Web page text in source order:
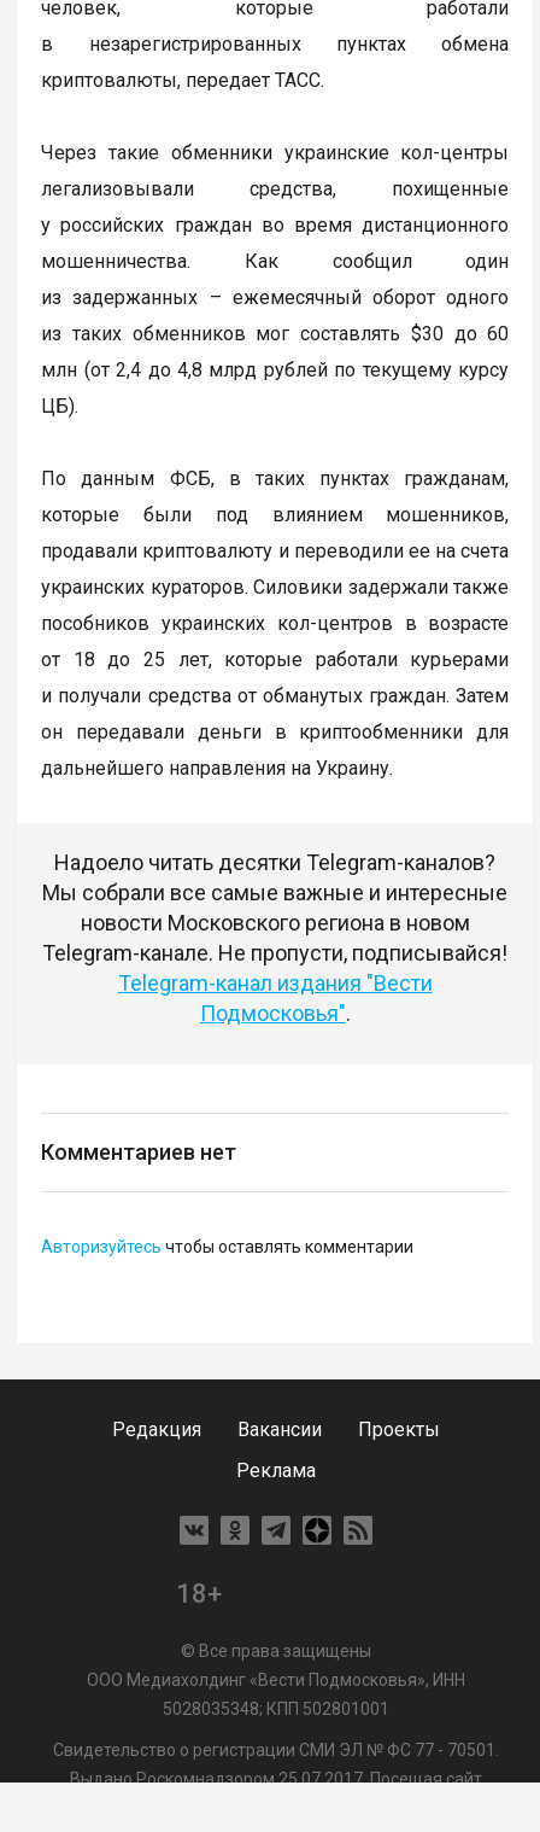
человек, которые работали
в незарегистрированных пунктах обмена
криптовалюты, передает ТАСС.
Через такие обменники украинские кол-центры
легализовывали средства, похищенные
у российских граждан во время дистанционного
мошенничества. Как сообщил один
из задержанных – ежемесячный оборот одного
из таких обменников мог составлять $30 до 60
млн (от 2,4 до 4,8 млрд рублей по текущему курсу
ЦБ).
По данным ФСБ, в таких пунктах гражданам,
которые были под влиянием мошенников,
продавали криптовалюту и переводили ее на счета
украинских кураторов. Силовики задержали также
пособников украинских кол-центров в возрасте
от 18 до 25 лет, которые работали курьерами
и получали средства от обманутых граждан. Затем
он передавали деньги в криптообменники для
дальнейшего направления на Украину.
Надоело читать десятки Telegram-каналов?
Мы собрали все самые важные и интересные
новости Московского региона в новом
Telegram-канале. Не пропусти, подписывайся!
Telegram-канал издания "Вести
Подмосковья".
Комментариев нет
Авторизуйтесь чтобы оставлять комментарии
Редакция Вакансии
Проекты
Реклама
18+
© Все права защищены
ООО Медиахолдинг «Вести Подмосковья», ИНН
5028035348; КПП 502801001
Свидетельство о регистрации СМИ ЭЛ № ФС 77 - 70501.
Выдано Роскомнадзором 25.07.2017. Посещая сайт